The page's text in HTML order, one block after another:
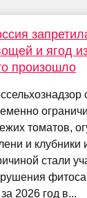
и ягод
произошло
томатов,
и клубники
стали
2026 год в...